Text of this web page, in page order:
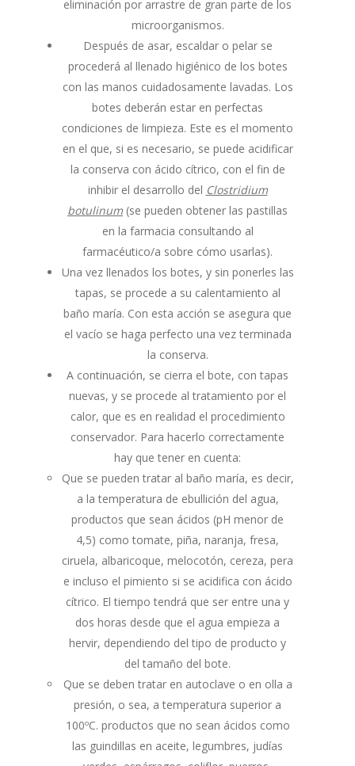
eliminación por arrastre de gran parte de los
microorganismos.
Después de asar, escaldar o pelar se
procederá al llenado higiénico de los botes
con las manos cuidadosamente lavadas. Los
botes deberán estar en perfectas
condiciones de limpieza. Este es el momento
en el que, si es necesario, se puede acidificar
la conserva con ácido cítrico, con el fin de
inhibir el desarrollo del Clostridium
botulinum (se pueden obtener las pastillas
en la farmacia consultando al
farmacéutico/a sobre cómo usarlas).
Una vez llenados los botes, y sin ponerles las
tapas, se procede a su calentamiento al
baño maría. Con esta acción se asegura que
el vacío se haga perfecto una vez terminada
la conserva.
A continuación, se cierra el bote, con tapas
nuevas, y se procede al tratamiento por el
calor, que es en realidad el procedimiento
conservador. Para hacerlo correctamente
hay que tener en cuenta:
Que se pueden tratar al baño maría, es decir,
a la temperatura de ebullición del agua,
productos que sean ácidos (pH menor de
4,5) como tomate, piña, naranja, fresa,
ciruela, albaricoque, melocotón, cereza, pera
e incluso el pimiento si se acidifica con ácido
cítrico. El tiempo tendrá que ser entre una y
dos horas desde que el agua empieza a
hervir, dependiendo del tipo de producto y
del tamaño del bote.
Que se deben tratar en autoclave o en olla a
presión, o sea, a temperatura superior a
100ºC. productos que no sean ácidos como
las guindillas en aceite, legumbres, judías